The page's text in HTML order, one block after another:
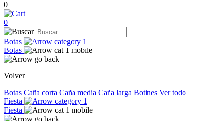
0
0
Botas
Botas
Volver
Botas Caña corta Caña media Caña larga Botines Ver todo
Fiesta
Fiesta